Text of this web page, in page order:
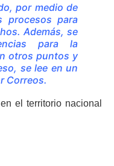
por medio de
procesos para
Además, se
para la
otros puntos y
se lee en un
Correos.
el territorio nacional